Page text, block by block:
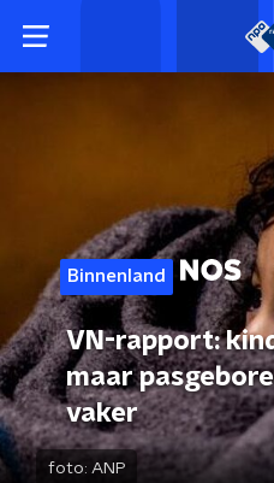
Binnenland
VN-rapport:
maar
vaker
foto: ANP